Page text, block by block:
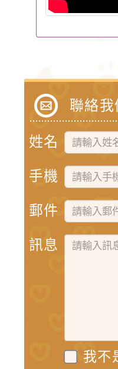
聯絡
姓名
手機
郵件
訊息
我不